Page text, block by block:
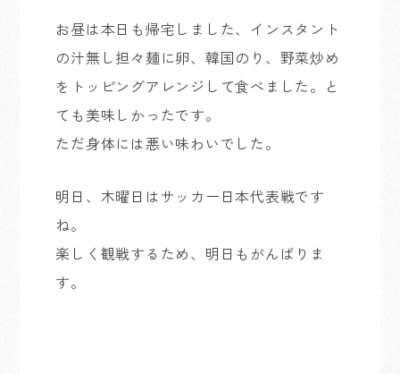
お昼は本日も帰宅しました、インスタント
の汁無し担々麺に卵、韓国のり、野菜炒め
をトッピングアレンジして食べました。と
ても美味しかったです。
ただ身体には悪い味わいでした。
明日、木曜日はサッカー日本代表戦です
ね。
楽しく観戦するため、明日もがんばりま
す。